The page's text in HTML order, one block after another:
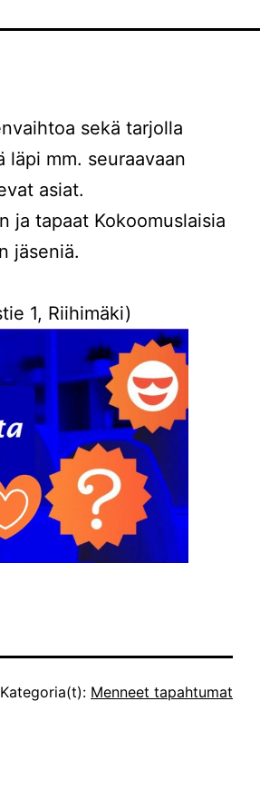
sekä tarjolla
mm. seuraavaan
asiat.
ja tapaat Kokoomuslaisia
jäseniä.
1, Riihimäki)
Kategoria(t): Menneet tapahtumat